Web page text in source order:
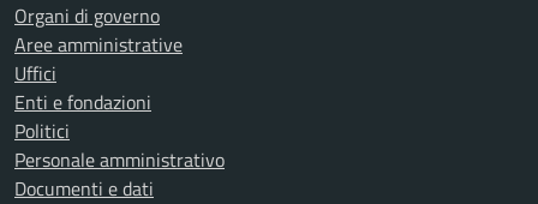
Organi di governo
Aree amministrative
Uffici
Enti e fondazioni
Politici
Personale amministrativo
Documenti e dati